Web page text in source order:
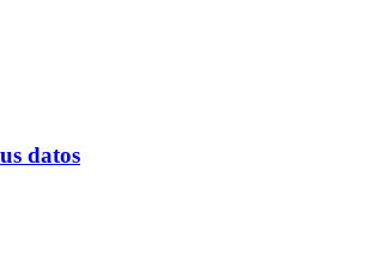
datos